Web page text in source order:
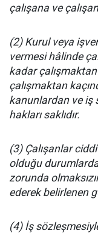
çalışana ve
(2) Kurul veya
vermesi hâlinde
kadar çalışmaktan
çalışmaktan
kanunlardan ve iş
hakları saklıdır.
(3) Çalışanlar
olduğu
zorunda
ederek belirlenen
(4) İş